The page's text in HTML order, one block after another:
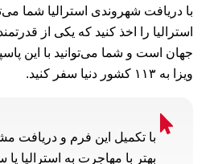
با دریافت شهروندی استرالیا شما
استرالیا را اخذ کنید که یکی از
جهان است و شما می‌توانید با این
ویزا به ۱۱۳ کشور دنیا سفر کنید.
با تکمیل این فرم و دریافت
بهتر با مهاجرت به استرالیا